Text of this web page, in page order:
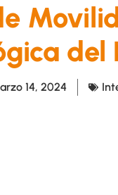
del
14, 2024